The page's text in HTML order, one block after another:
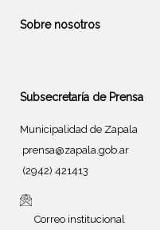
Sobre nosotros
Subsecretaría de Prensa
Municipalidad de Zapala
prensa@zapala.gob.ar
(2942) 421413
Correo institucional